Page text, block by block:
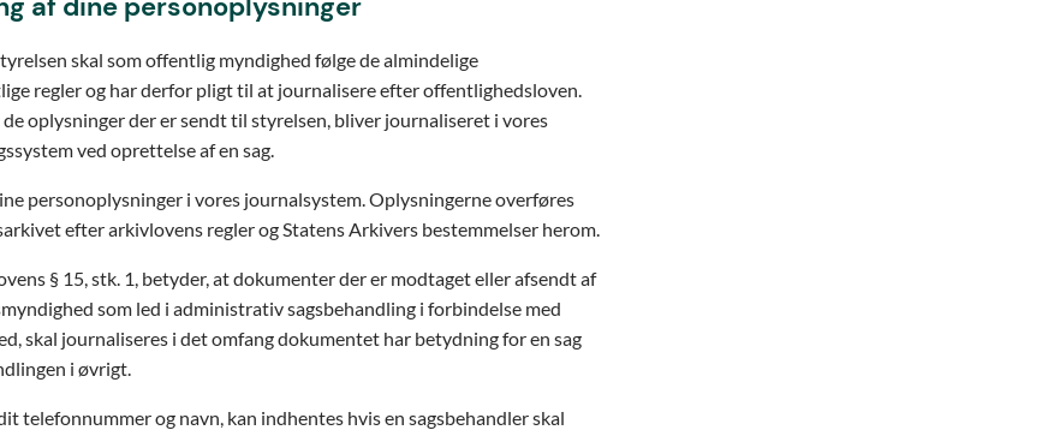
af dine personoplysninger
skal som offentlig myndighed følge de almindelige
regler og har derfor pligt til at journalisere efter offentlighedsloven.
oplysninger der er sendt til styrelsen, bliver journaliseret i vores
ved oprettelse af en sag.
personoplysninger i vores journalsystem. Oplysningerne overføres
efter arkivlovens regler og Statens Arkivers bestemmelser herom.
§ 15, stk. 1, betyder, at dokumenter der er modtaget eller afsendt af
som led i administrativ sagsbehandling i forbindelse med
skal journaliseres i det omfang dokumentet har betydning for en sag
i øvrigt.
telefonnummer og navn, kan indhentes hvis en sagsbehandler skal